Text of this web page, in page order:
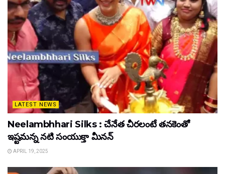
LATEST NEWS
Neelambhhari Silks : చేనేత చీరలంటే తనకెంతో
ఇష్టమన్న నటి సంయుక్తా మీనన్‌
APRIL 19, 2025